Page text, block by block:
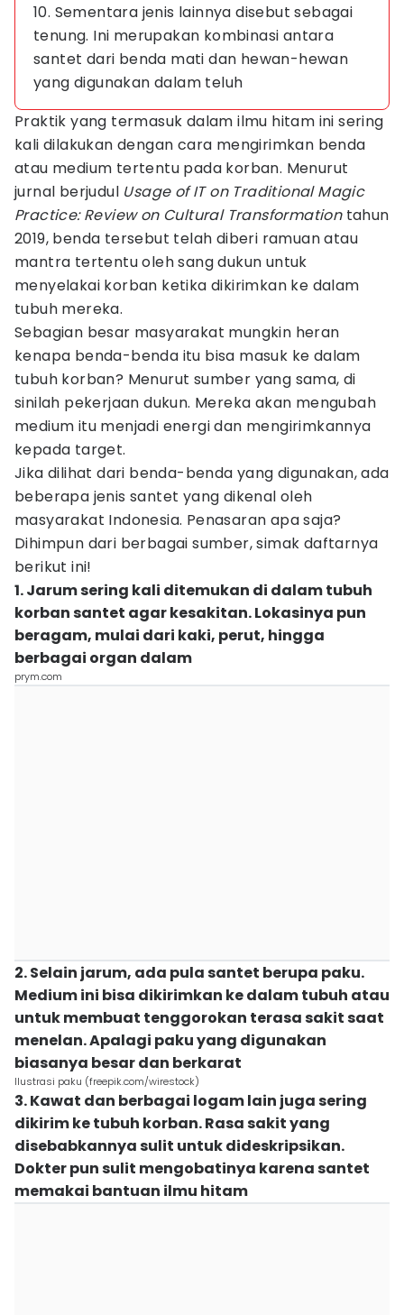
10. Sementara jenis lainnya disebut sebagai
tenung. Ini merupakan kombinasi antara
santet dari benda mati dan hewan-hewan
yang digunakan dalam teluh
Praktik yang termasuk dalam ilmu hitam ini sering
kali dilakukan dengan cara mengirimkan benda
atau medium tertentu pada korban. Menurut
jurnal berjudul Usage of IT on Traditional Magic
Practice: Review on Cultural Transformationtahun
2019, benda tersebut telah diberi ramuan atau
mantra tertentu oleh sang dukun untuk
menyelakai korban ketika dikirimkan ke dalam
tubuh mereka.
Sebagian besar masyarakat mungkin heran
kenapa benda-benda itu bisa masuk ke dalam
tubuh korban? Menurut sumber yang sama, di
sinilah pekerjaan dukun. Mereka akan mengubah
medium itu menjadi energi dan mengirimkannya
kepada target.
Jika dilihat dari benda-benda yang digunakan, ada
beberapa jenis santet yang dikenal oleh
masyarakat Indonesia. Penasaran apa saja?
Dihimpun dari berbagai sumber, simak daftarnya
berikut ini!
1. Jarum sering kali ditemukan di dalam tubuh
korban santet agar kesakitan. Lokasinya pun
beragam, mulai dari kaki, perut, hingga
berbagai organ dalam
prym.com
2. Selain jarum, ada pula santet berupa paku.
Medium ini bisa dikirimkan ke dalam tubuh atau
untuk membuat tenggorokan terasa sakit saat
menelan. Apalagi paku yang digunakan
biasanya besar dan berkarat
Ilustrasi paku (freepik.com/wirestock)
3. Kawat dan berbagai logam lain juga sering
dikirim ke tubuh korban. Rasa sakit yang
disebabkannya sulit untuk dideskripsikan.
Dokter pun sulit mengobatinya karena santet
memakai bantuan ilmu hitam